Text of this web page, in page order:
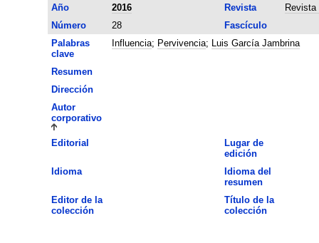
Año
2016 Revista
Revista
Número
28
Fascículo
Palabras
clave
Influencia; Pervivencia; Luis García Jambrina
Resumen
Dirección
Autor
corporativo
Editorial
Lugar de
edición
Idioma
Idioma del
resumen
Editor de la
colección
Título de la
colección